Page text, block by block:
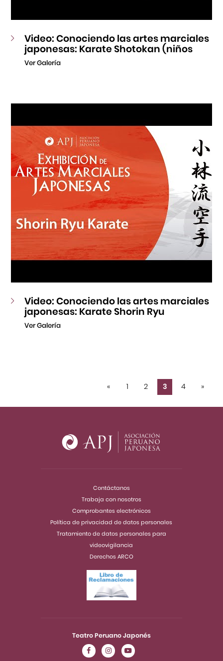
Video: Conociendo las artes marciales
japonesas: Karate Shotokan (niños
Ver Galería
Video: Conociendo las artes marciales
japonesas: Karate Shorin Ryu
Ver Galería
« 1 2 3 4 »
Teatro Peruano Japonés
Contáctanos
Trabaja con nosotros
Comprobantes electrónicos
Política de privacidad de datos personales
Tratamiento de datos personales para
videovigilancia
Derechos ARCO